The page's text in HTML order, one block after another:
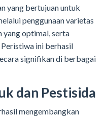
yang bertujuan untuk
penggunaan varietas
yang optimal, serta
ini berhasil
signifikan di berbagai
dan Pestisida
mengembangkan